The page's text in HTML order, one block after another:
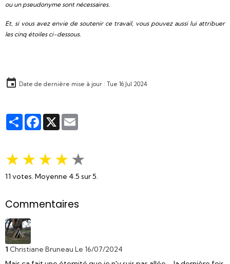
ou un pseudonyme sont nécessaires.
Et, si vous avez envie de soutenir ce travail, vous pouvez aussi lui attribuer
les cinq étoiles ci-dessous.
Date de dernière mise à jour : Tue 16 Jul 2024
PartagerFacebook
X
★★★★★
11 votes. Moyenne 4.5 sur 5.
Commentaires
1 Christiane Bruneau Le 16/07/2024